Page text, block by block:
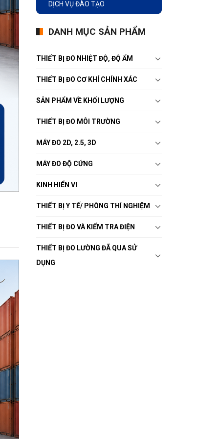
DỊCH VỤ ĐÀO TẠO
DANH MỤC SẢN PHẨM
THIẾT BỊ ĐO NHIỆT ĐỘ, ĐỘ ẨM
THIẾT BỊ ĐO CƠ KHÍ CHÍNH XÁC
SẢN PHẨM VỀ KHỐI LƯỢNG
THIẾT BỊ ĐO MÔI TRƯỜNG
MÁY ĐO 2D, 2.5, 3D
MÁY ĐO ĐỘ CỨNG
KINH HIỂN VI
THIẾT BỊ Y TẾ/ PHÒNG THÍ NGHIỆM
THIẾT BỊ ĐO VÀ KIỂM TRA ĐIỆN
THIẾT BỊ ĐO LƯỜNG ĐÃ QUA SỬ
DỤNG